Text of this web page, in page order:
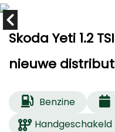
Skoda Yeti 1.2
nieuwe
Benzine
Handgeschakeld